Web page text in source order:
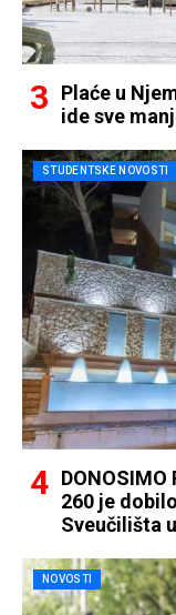
Plaće u
ide sve
STUDENTSKE NOVOSTI
260 je
Sveučilišta
NOVOSTI